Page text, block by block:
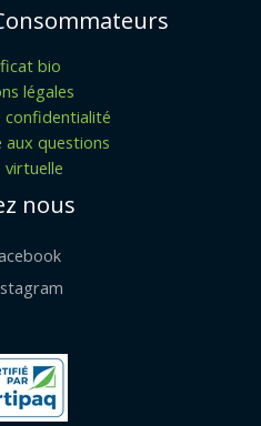
bio
légales
confidentialité
aux questions
virtuelle
nous